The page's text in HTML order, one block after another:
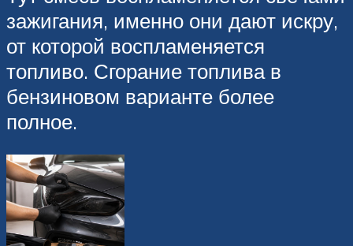
зажигания, именно они дают искру,
от которой воспламеняется
топливо. Сгорание топлива в
бензиновом варианте более
полное.